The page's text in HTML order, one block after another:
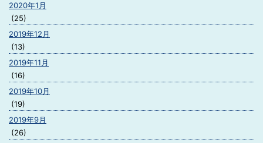
2020年1月
(25)
2019年12月
(13)
2019年11月
(16)
2019年10月
(19)
2019年9月
(26)